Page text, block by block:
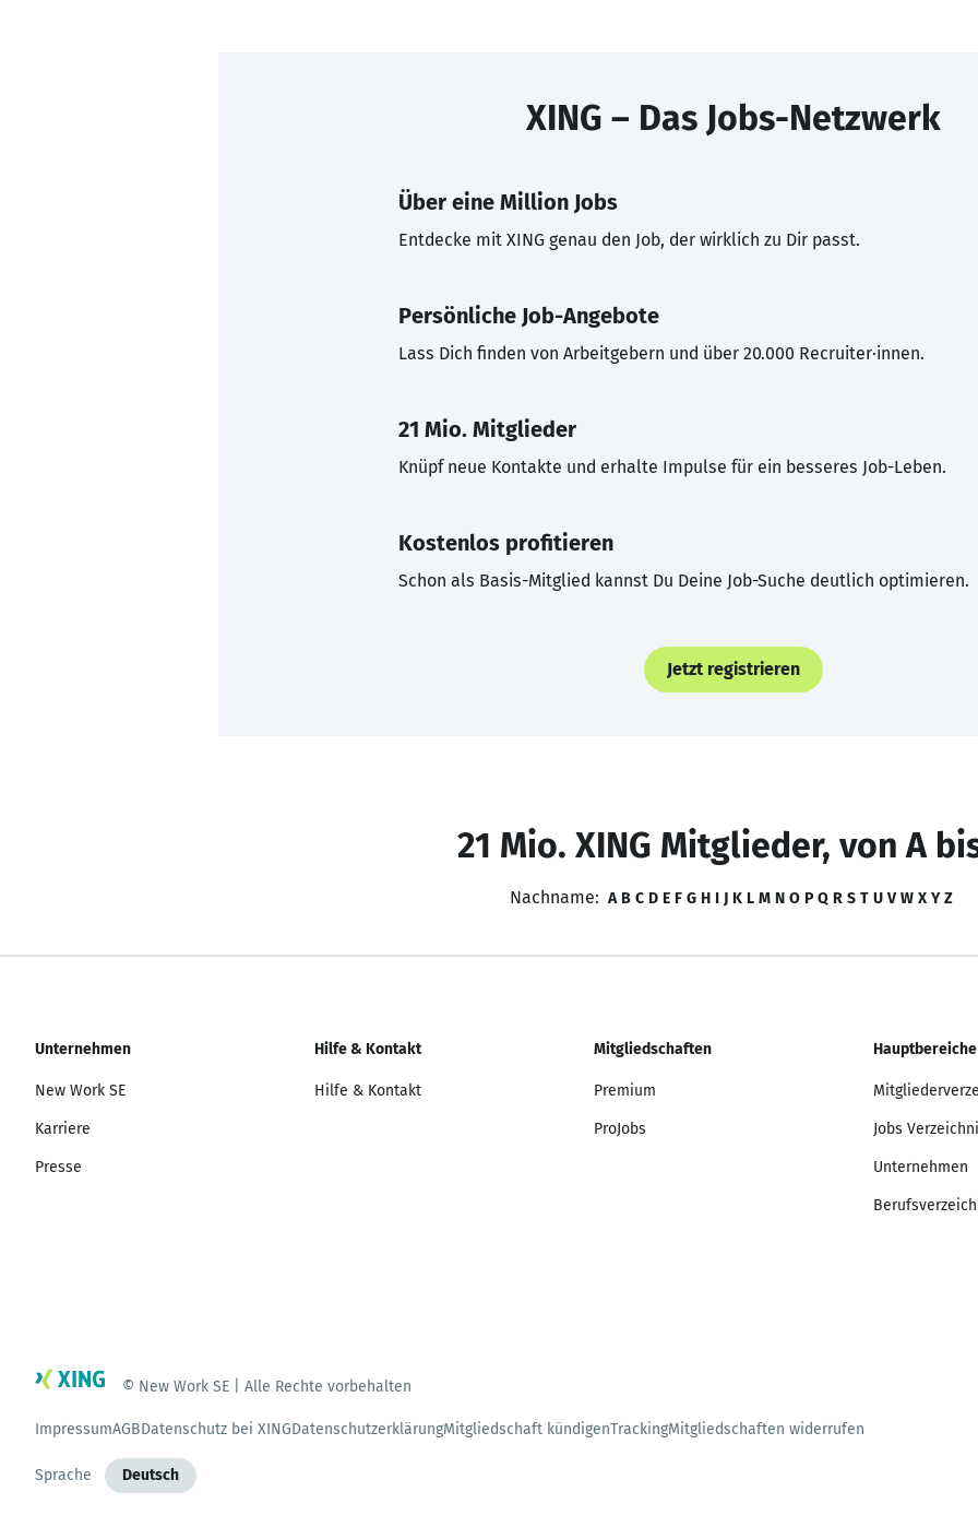
XING – Das Jobs-Netzwerk
Über eine Million Jobs
Entdecke mit XING genau den Job, der wirklich zu Dir passt.
Persönliche Job-Angebote
Lass Dich finden von Arbeitgebern und über 20.000 Recruiter·innen.
21 Mio. Mitglieder
Knüpf neue Kontakte und erhalte Impulse für ein besseres Job-Leben.
Kostenlos profitieren
Schon als Basis-Mitglied kannst Du Deine Job-Suche deutlich optimieren.
Jetzt registrieren
21 Mio. XING Mitglieder, von A
Nachname: A B C D E F G H I J K L M N O P Q R S T U V W X Y Z
Unternehmen
New Work SE
Karriere
Presse
Hilfe & Kontakt
Hilfe & Kontakt
Mitgliedschaften
Premium
ProJobs
Hauptbereiche
Jobs
Unternehmen
© New Work SE | Alle Rechte vorbehalten
ImpressumAGBDatenschutz bei XINGDatenschutzerklärungMitgliedschaft kündigenTrackingMitgliedschaften widerrufen
Sprache Deutsch